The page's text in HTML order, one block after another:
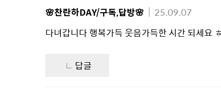
🌸찬란하DAY/구독,답방🌸
25.09.07
다녀갑니다 행복가득 웃음가득한 시간 되세요
답글